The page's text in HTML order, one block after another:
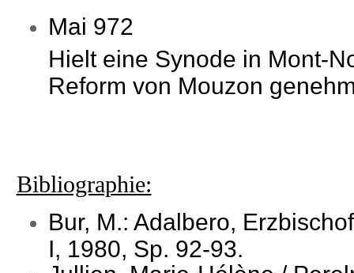
Mai 972
Hielt eine Synode in Mont-
Reform von Mouzon
Bibliographie:
Bur, M.: Adalbero,
I, 1980, Sp. 92-93.